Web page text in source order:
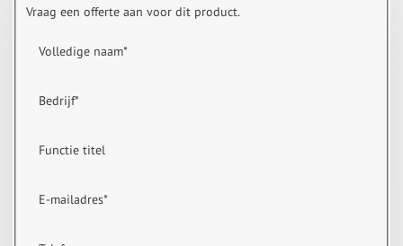
Vraag een offerte aan voor dit product.
Volledige naam*
Bedrijf*
Functie titel
E-mailadres*